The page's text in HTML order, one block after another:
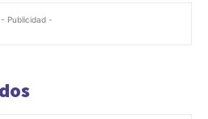
- Publicidad -